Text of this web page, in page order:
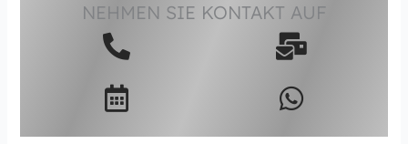
NEHMEN SIE KONTAKT AUF